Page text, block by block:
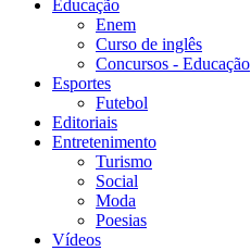
Educação
Enem
Curso de inglês
Concursos - Educação
Esportes
Futebol
Editoriais
Entretenimento
Turismo
Social
Moda
Poesias
Vídeos